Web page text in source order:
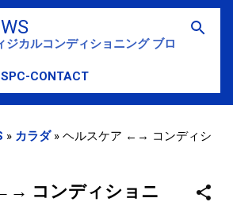
てメイン コンテンツに移動
ジカルコンディショニング ブログ
SPC-CONTACT
» カラダ» ヘルスケア ←→ コンディシ
コンディショニ